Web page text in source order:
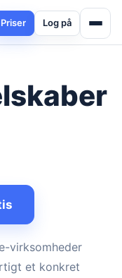
Priser Log på
virksomheder
et konkret